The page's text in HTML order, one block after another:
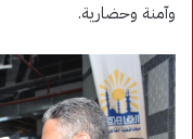
وآمنة وحضارية.